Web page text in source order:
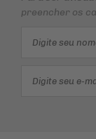
preencher os